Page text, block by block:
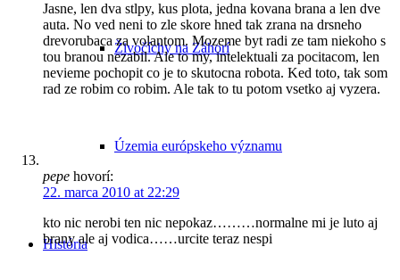
Živočíchy na Záhorí
Územia európskeho významu
História
Jasne, len dva stlpy, kus plota, jedna kovana brana a len dve
auta. No ved neni to zle skore hned tak zrana na drsneho
drevorubaca za volantom. Mozeme byt radi ze tam niekoho s
tou branou nezabil. Ale to my, intelektuali za pocitacom, len
nevieme pochopit co je to skutocna robota. Ked toto, tak som
rad ze robim co robim. Ale tak to tu potom vsetko aj vyzera.
pepe hovorí:
22. marca 2010 at 22:29
kto nic nerobi ten nic nepokaz………normalne mi je luto aj
brany ale aj vodica……urcite teraz nespi